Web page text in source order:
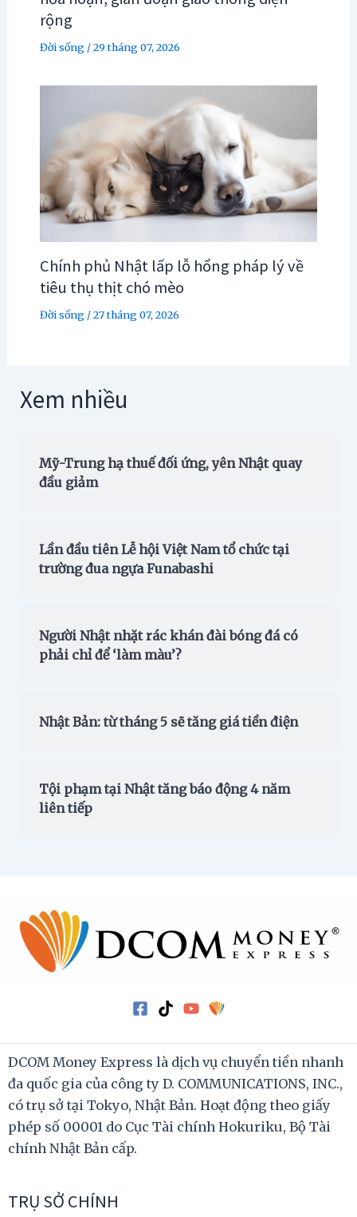
rộng
Đời sống/29 tháng 07, 2026
Chính phủ Nhật lấp lỗ hổng pháp lý về
tiêu thụ thịt chó mèo
Đời sống/27 tháng 07, 2026
Xem nhiều
Mỹ-Trung hạ thuế đối ứng, yên Nhật quay
đầu giảm
Lần đầu tiên Lễ hội Việt Nam tổ chức tại
trường đua ngựa Funabashi
Người Nhật nhặt rác khán đài bóng đá có
phải chỉ để ‘làm màu’?
Nhật Bản: từ tháng 5 sẽ tăng giá tiền điện
Tội phạm tại Nhật tăng báo động 4 năm
liên tiếp
DCOM Money Express là dịch vụ chuyển tiền nhanh
đa quốc gia của công ty D. COMMUNICATIONS, INC.,
có trụ sở tại Tokyo, Nhật Bản. Hoạt động theo giấy
phép số 00001 do Cục Tài chính Hokuriku, Bộ Tài
chính Nhật Bản cấp.
TRỤ SỞ CHÍNH